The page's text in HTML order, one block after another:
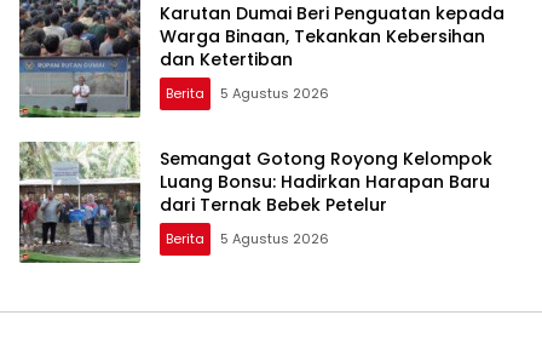
Karutan Dumai Beri Penguatan kepada
Warga Binaan, Tekankan Kebersihan
dan Ketertiban
Berita 5 Agustus 2026
Semangat Gotong Royong Kelompok
Luang Bonsu: Hadirkan Harapan Baru
dari Ternak Bebek Petelur
Berita 5 Agustus 2026